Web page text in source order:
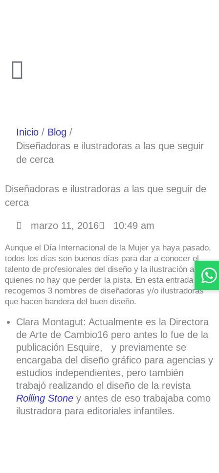
Inicio
Blog
Diseñadoras e ilustradoras a las que seguir
de cerca
Diseñadoras e ilustradoras a las que seguir de
cerca
marzo 11, 2016 10:49 am
Aunque el Día Internacional de la Mujer ya haya pasado,
todos los días son buenos días para dar a conocer el
talento de profesionales del diseño y la ilustración a
quienes no hay que perder la pista. En esta entrada
recogemos 3 nombres de diseñadoras y/o ilustradoras
que hacen bandera del buen diseño.
Clara Montagut: Actualmente es la Directora
de Arte de Cambio16 pero antes lo fue de la
publicación Esquire, y previamente se
encargaba del diseño gráfico para agencias y
estudios independientes, pero también
trabajó realizando el diseño de la revista
Rolling Stone y antes de eso trabajaba como
ilustradora para editoriales infantiles.